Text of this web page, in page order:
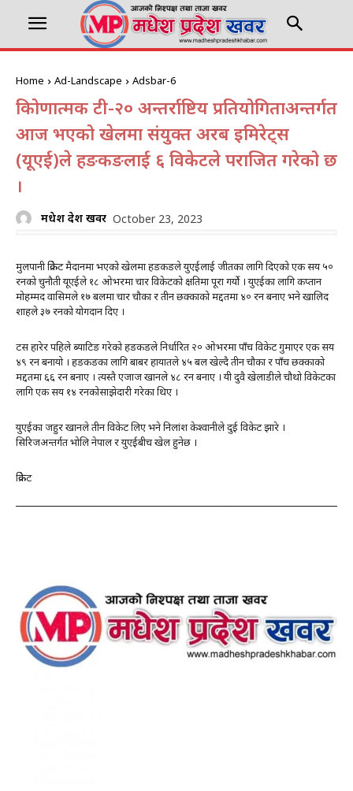
Home Ad-Landscape Adsbar-6
त्रिकोणात्मक टी-२० अन्तर्राष्टिय प्रतियोगिताअन्तर्गत
आज भएको खेलमा संयुक्त अरब इमिरेट्स
(यूएई)ले हङकङलाई ६ विकेटले पराजित गरेको छ
।
मधेश प्रदेश खवर October 23, 2023
मुलपानी क्रिकेट मैदानमा भएको खेलमा हङकङले युएईलाई जीतका लागि दिएको एक सय ५०
रनको चुनौती यूएईले १८ ओभरमा चार विकेटको क्षतिमा पूरा गर्यो । युएईका लागि कप्तान
मोहम्मद वासिमले १७ बलमा चार चौका र तीन छक्काको मद्दतमा ४० रन बनाए भने खालिद
शाहले ३७ रनको योगदान दिए ।
टस हारेर पहिले ब्याटिङ गरेको हङकङले निर्धारित २० ओभरमा पाँच विकेट गुमाएर एक सय
४९ रन बनायो । हङकङका लागि बाबर हायातले ४५ बल खेल्दै तीन चौका र पाँच छक्काको
मद्दतमा ६६ रन बनाए । त्यस्तै एजाज खानले ४८ रन बनाए । यी दुवै खेलाडीले चौथो विकेटका
लागि एक सय १४ रनकोसाझेदारी गरेका थिए ।
युएईका जहुर खानले तीन विकेट लिए भने निलांश केश्वानीले दुई विकेट झारे ।
सिरिजअन्तर्गत भोलि नेपाल र युएईबीच खेल हुनेछ ।
क्रिकेट